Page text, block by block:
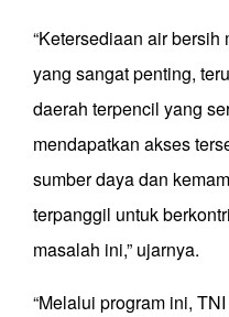
“Ketersediaan air
yang sangat penting,
daerah terpencil yang
mendapatkan akses
sumber daya dan
terpanggil untuk
masalah ini,” ujarnya.
“Melalui program ini,